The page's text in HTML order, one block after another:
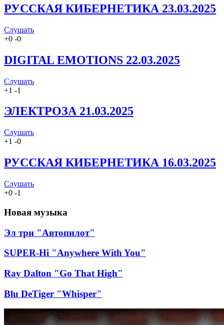
РУССКАЯ КИБЕРНЕТИКА 23.03.2025
Слушать
+0 -0
DIGITAL EMOTIONS 22.03.2025
Слушать
+1 -1
ЭЛЕКТРОЗА 21.03.2025
Слушать
+1 -0
РУССКАЯ КИБЕРНЕТИКА 16.03.2025
Слушать
+0 -1
Новая музыка
Эл три "Автопилот"
SUPER-Hi "Anywhere With You"
Ray Dalton "Go That High"
Blu DeTiger "Whisper"